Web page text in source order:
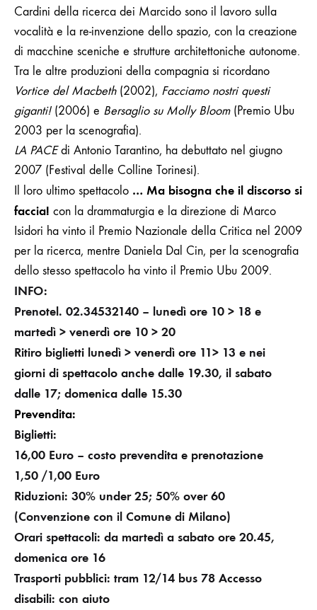
Cardini della ricerca dei Marcido sono il lavoro sulla
vocalità e la re-invenzione dello spazio, con la creazione
di macchine sceniche e strutture architettoniche autonome.
Tra le altre produzioni della compagnia si ricordano
Vortice del Macbeth(2002), Facciamo nostri questi
giganti!(2006) e Bersaglio su Molly Bloom(Premio Ubu
2003 per la scenografia).
LA PACEdi Antonio Tarantino, ha debuttato nel giugno
2007 (Festival delle Colline Torinesi).
Il loro ultimo spettacolo … Ma bisogna che il discorso si
faccia! con la drammaturgia e la direzione di Marco
Isidori ha vinto il Premio Nazionale della Critica nel 2009
per la ricerca, mentre Daniela Dal Cin, per la scenografia
dello stesso spettacolo ha vinto il Premio Ubu 2009.
INFO:
Prenotel. 02.34532140 – lunedì ore 10 > 18 e
martedì > venerdì ore 10 > 20
Ritiro biglietti lunedì > venerdì ore 11> 13 e nei
giorni di spettacolo anche dalle 19.30, il sabato
dalle 17; domenica dalle 15.30
Prevendita:
Biglietti:
16,00 Euro – costo prevendita e prenotazione
1,50 /1,00 Euro
Riduzioni: 30% under 25; 50% over 60
(Convenzione con il Comune di Milano)
Orari spettacoli: da martedì a sabato ore 20.45,
domenica ore 16
Trasporti pubblici: tram 12/14 bus 78 Accesso
disabili: con aiuto